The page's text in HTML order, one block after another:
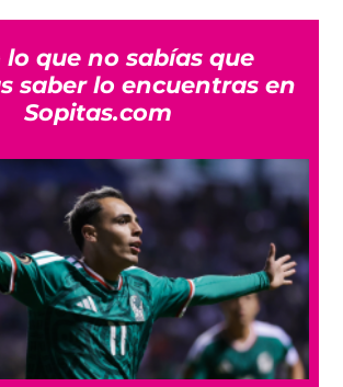
lo que no sabías que
saber lo encuentras en
Sopitas.com